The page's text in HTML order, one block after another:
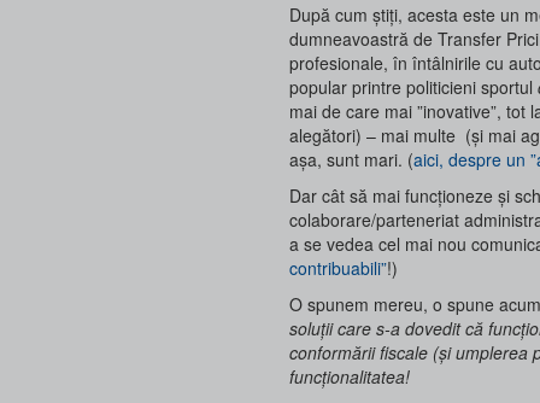
După cum știți, acesta este un
dumneavoastră de Transfer
profesionale, în întâlnirile cu
popular printre politicieni sportul
mai de care mai ”inovative”,
alegători) – mai multe (și mai
așa, sunt mari. (aici, despre un
Dar cât să mai funcționeze și
colaborare/parteneriat
a se vedea cel mai nou
contribuabili”!)
O spunem mereu, o spune
soluții care s-a dovedit că
conformării fiscale (și umplerea
funcționalitatea!